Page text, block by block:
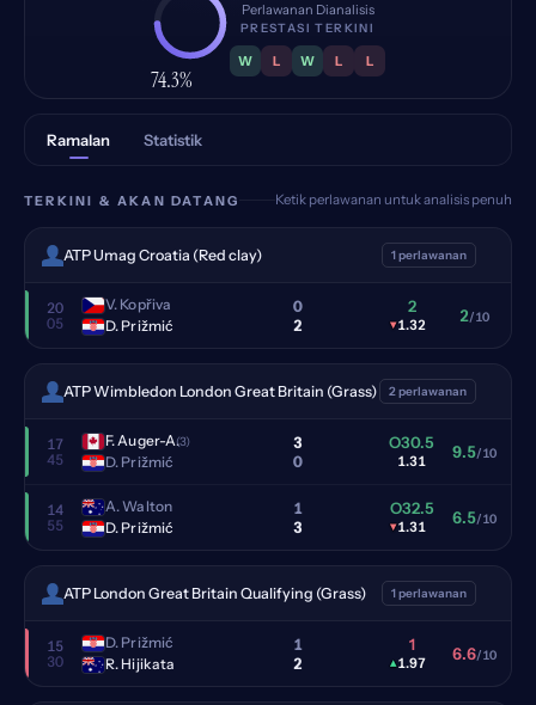
74.3%
Perlawanan Dianalisis
PRESTASI TERKINI
W L W L L
Ramalan Statistik
TERKINI & AKAN DATANG Ketik perlawanan untuk analisis penuh
ATP Umag Croatia (Red clay) 1 perlawanan
20
05
V. Kopřiva
D. Prižmić
0
2
2
▾1.32 2/10
ATP Wimbledon London Great Britain (Grass) 2 perlawanan
17
45
F. Auger-A.(3)
D. Prižmić
3
0
O30.5
1.31 9.5/10
14
55
A. Walton
D. Prižmić
1
3
O32.5
▾1.31 6.5/10
ATP London Great Britain Qualifying (Grass) 1 perlawanan
15
30
D. Prižmić
R. Hijikata
1
2
1
▴1.97 6.6/10